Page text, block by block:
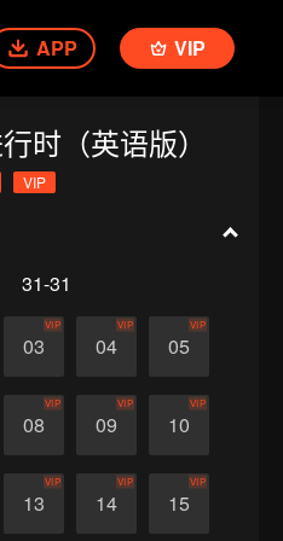
APP VIP
时（英语版）
VIP
31-31
03
VIP
04
VIP
05
VIP
08
VIP
09
VIP
10
VIP
13
VIP
14
VIP
15
VIP